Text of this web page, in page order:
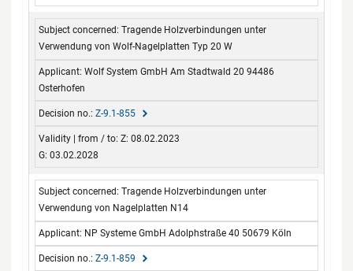
Tragende Holzverbindungen unter
Verwendung von Wolf-Nagelplatten Typ 20 W
Wolf System GmbH Am Stadtwald 20 94486
Osterhofen
Z-9.1-855
Z: 08.02.2023
G: 03.02.2028
Tragende Holzverbindungen unter
Verwendung von Nagelplatten N14
NP Systeme GmbH Adolphstraße 40 50679 Köln
Z-9.1-859